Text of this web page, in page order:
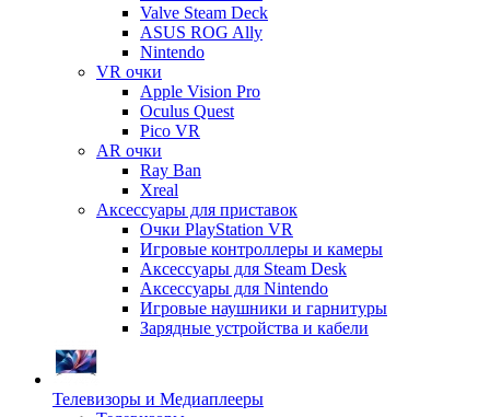
Valve Steam Deck
ASUS ROG Ally
Nintendo
VR очки
Apple Vision Pro
Oculus Quest
Pico VR
AR очки
Ray Ban
Xreal
Аксессуары для приставок
Очки PlayStation VR
Игровые контроллеры и камеры
Аксессуары для Steam Desk
Аксессуары для Nintendo
Игровые наушники и гарнитуры
Зарядные устройства и кабели
Телевизоры и Медиаплееры